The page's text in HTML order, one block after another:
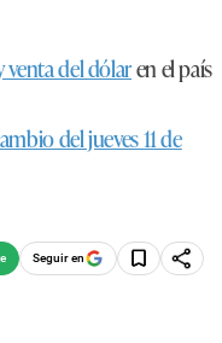
venta del dólaren el país
del jueves 11 de
Seguir en